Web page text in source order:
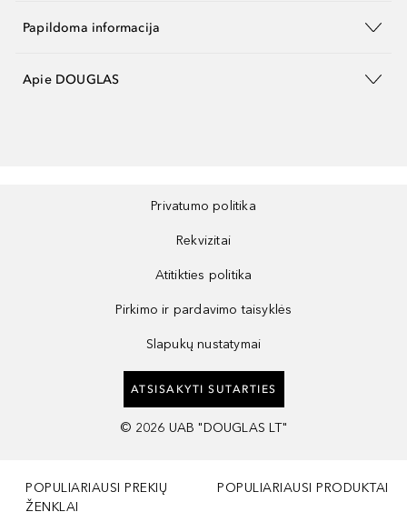
Papildoma informacija
Apie DOUGLAS
Privatumo politika
Rekvizitai
Atitikties politika
Pirkimo ir pardavimo taisyklės
Slapukų nustatymai
ATSISAKYTI SUTARTIES
© 2026 UAB "DOUGLAS LT"
POPULIARIAUSI PREKIŲ
ŽENKLAI
POPULIARIAUSI PRODUKTAI